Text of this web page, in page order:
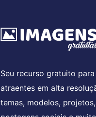
Seu recurso gratuito
atraentes em alta
temas, modelos,